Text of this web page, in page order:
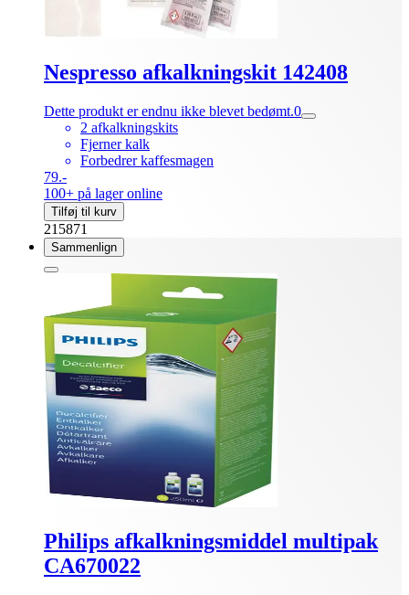
Nespresso afkalkningskit 142408
Dette produkt er endnu ikke blevet bedømt.0
2 afkalkningskits
Fjerner kalk
Forbedrer kaffesmagen
79.-
100+ på lager online
Tilføj til kurv
215871
Sammenlign
Philips afkalkningsmiddel multipak
CA670022